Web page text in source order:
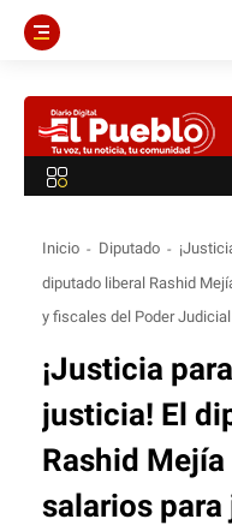
Inicio Diputado
diputado liberal Rashid
y fiscales del Poder Judicial
¡Justicia
justicia! El
Rashid
salarios